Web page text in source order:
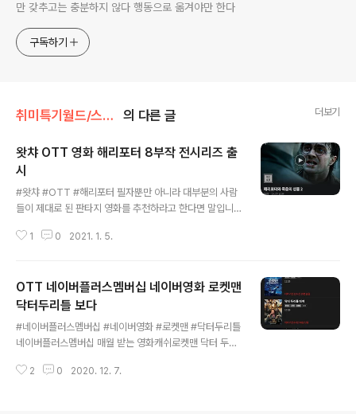
만 갖추고는 충분하지 않다 행동으로 옮겨야만 한다
구독하기
취미특기월드/스트리밍영화 의 다른 글 더보기
왓챠 OTT 영화 해리포터 8부작 전시리즈 출
시
#왓챠 #OTT #해리포터 필자뿐만 아니라 대부분의 사람
들이 제대로 된 판타지 영화를 추천하라고 한다면 말입니
호불호가 있긴하지만 호빗 시리즈 3 부작그리고 ... 해리포
리포터와 마법사의 돌⟫ https://watcha.com/ko-KR/c
ontents/mmOb3kd?ref=share&external_link_re
ferer=copytopaste해리포터와 마법사의 돌 - 왓챠 |
왓챠이모네 식구의 갖은 구박을 받으며 살아가던 고아 소
호그와트 마법학교에 입학 초대를 받고 자신의 ..
1 0 2021. 1. 5.
OTT 네이버플러스멤버십 네이버영화 로켓맨
닥터두리틀 보다
#네이버플러스멤버십 #네이버영화 #로켓맨 #닥터두리틀
네이버플러스멤버십 매월 받는 영화캐쉬로켓맨 닥터 두리
중도를 보면 같은 영화 장르인 보헤미아 렙소디 보다 로켓
2 0 2020. 12. 7.